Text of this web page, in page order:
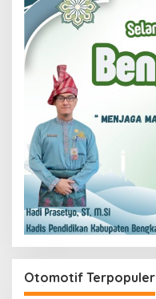
Otomotif Terpopuler